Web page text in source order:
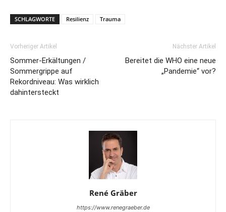
SCHLAGWORTE Resilienz Trauma
Vorheriger Artikel
Sommer-Erkältungen /
Sommergrippe auf
Rekordniveau: Was wirklich
dahintersteckt
Nächster Artikel
Bereitet die WHO eine neue
„Pandemie“ vor?
René Gräber
https://www.renegraeber.de